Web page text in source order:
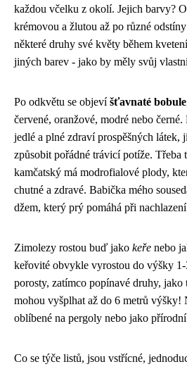
každou včelku z okolí. Jejich barvy?
krémovou a žlutou až po různé
některé druhy své květy během
jiných barev - jako by měly svůj
Po odkvětu se objevíšťavnaté bobule
červené, oranžové, modré nebo černé.
jedlé a plné zdraví prospěšných látek,
způsobit pořádné trávicí potíže. Třeba
kamčatský má modrofialové plody,
chutné a zdravé. Babička mého
džem, který prý pomáhá při
Zimolezy rostou buď jako keře nebo
keřovité obvykle vyrostou do výšky
porosty, zatímco popínavé druhy, jako
mohou vyšplhat až do 6 metrů výšky!
oblíbené na pergoly nebo jako
Co se týče listů, jsou vstřícné,